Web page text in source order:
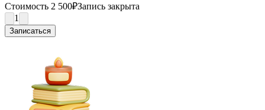
Стоимость 2 500₽Запись закрыта
1
Записаться